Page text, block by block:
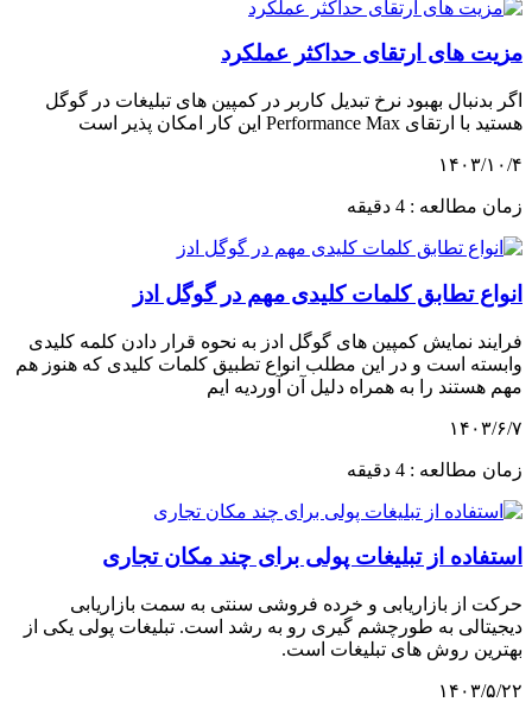
مزیت های ارتقای حداکثر عملکرد
اگر بدنبال بهبود نرخ تبدیل کاربر در کمپین های تبلیغات در گوگل
هستید با ارتقای Performance Max این کار امکان پذیر است
۱۴۰۳/۱۰/۴
زمان مطالعه : 4 دقیقه
انواع تطابق کلمات کلیدی مهم در گوگل ادز
فرایند نمایش کمپین های گوگل ادز به نحوه قرار دادن کلمه کلیدی
وابسته است و در این مطلب انواع تطبیق کلمات کلیدی که هنوز هم
مهم هستند را به همراه دلیل آن آوردیه ایم
۱۴۰۳/۶/۷
زمان مطالعه : 4 دقیقه
استفاده از تبلیغات پولی برای چند مکان تجاری
حرکت از بازاریابی و خرده فروشی سنتی به سمت بازاریابی
دیجیتالی به طورچشم گیری رو به رشد است. تبلیغات پولی یکی از
بهترین روش های تبلیغات است.
۱۴۰۳/۵/۲۲